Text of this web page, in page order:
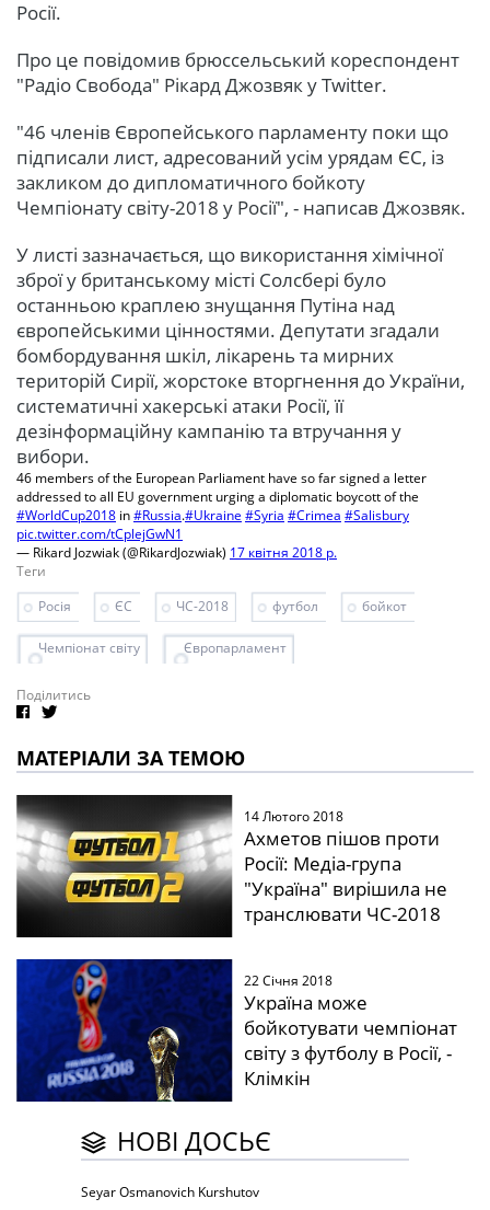
Росії.
Про це повідомив брюссельський кореспондент
"Радіо Свобода" Рікард Джозвяк у Twitter.
"46 членів Європейського парламенту поки що
підписали лист, адресований усім урядам ЄС, із
закликом до дипломатичного бойкоту
Чемпіонату світу-2018 у Росії", - написав Джозвяк.
У листі зазначається, що використання хімічної
зброї у британському місті Солсбері було
останньою краплею знущання Путіна над
європейськими цінностями. Депутати згадали
бомбордування шкіл, лікарень та мирних
територій Сирії, жорстоке вторгнення до України,
систематичні хакерські атаки Росії, її
дезінформаційну кампанію та втручання у
вибори.
46 members of the European Parliament have so far signed a letter
addressed to all EU government urging a diplomatic boycott of the
#WorldCup2018 in#Russia.#Ukraine #Syria #Crimea #Salisbury
pic.twitter.com/tCplejGwN1
— Rikard Jozwiak (@RikardJozwiak) 17 квітня 2018 р.
Теги
Росія
ЄС ЧС-2018 футбол бойкот
Чемпіонат світу Європарламент
Поділитись
МАТЕРІАЛИ ЗА ТЕМОЮ
14 Лютого 2018
Ахметов пішов проти
Росії: Медіа-група
"Україна" вирішила не
транслювати ЧС-2018
22 Січня 2018
Україна може
бойкотувати чемпіонат
світу з футболу в Росії, -
Клімкін
НОВІ ДОСЬЄ
Seyar Osmanovich Kurshutov